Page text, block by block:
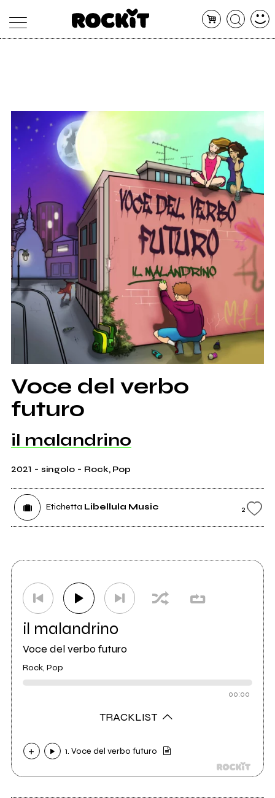
ARTISTI
CONCERTI
SHOP
RADIO
Voce del verbo
futuro
il malandrino
2021 - singolo- Rock, Pop
Etichetta Libellula Music 2
il malandrino
Voce del verbo futuro
Rock, Pop
00:00
TRACKLIST
1. Voce del verbo futuro